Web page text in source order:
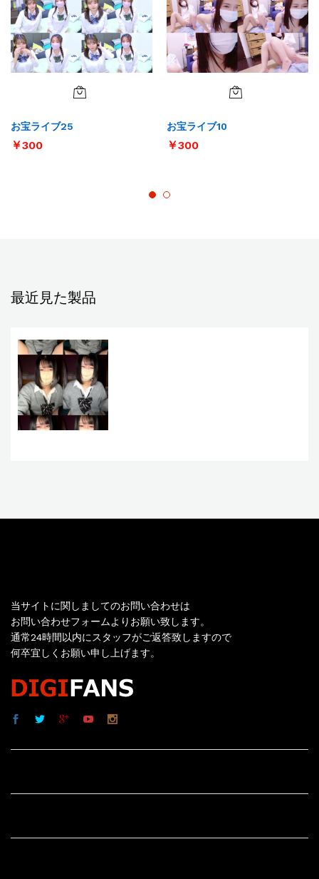
お宝ライブ25
￥300
お宝ライブ10
￥300
最近見た製品
当サイトに関しましてのお問い合わせは
お問い合わせフォームよりお願い致します。
通常24時間以内にスタッフがご返答致しますので
何卒宜しくお願い申し上げます。